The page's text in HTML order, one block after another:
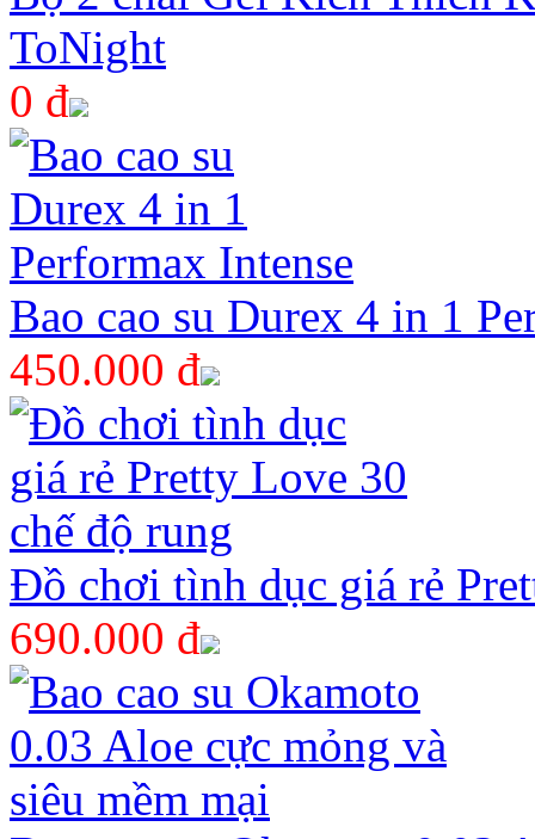
ToNight
0 đ
Bao cao su Durex 4 in 1
450.000 đ
Đồ chơi tình dục giá rẻ
690.000 đ